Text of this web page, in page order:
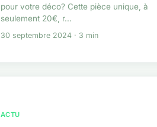
pour votre déco? Cette pièce unique, à
seulement 20€, r...
30 septembre 2024 · 3 min
ACTU